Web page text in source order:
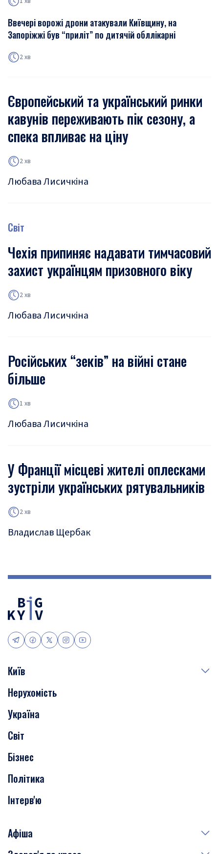
Ввечері ворожі дрони атакували Київщину, на
Запоріжжі був “приліт” по дитячій обллікарні
2 хв
Європейський та український ринки
кавунів переживають пік сезону, а
спека впливає на ціну
2 хв
Любава Лисичкіна
Світ
Чехія припиняє надавати тимчасовий
захист українцям призовного віку
2 хв
Любава Лисичкіна
Російських “зеків” на війні стане
більше
1 хв
Любава Лисичкіна
У Франції місцеві жителі оплесками
зустріли українських рятувальників
2 хв
Владислав Щербак
Київ
Події
Скандали
Нерухомість
Транспорт
Нерухомість
Україна
Світ
Бізнес
Політика
Інтерв'ю
Афіша